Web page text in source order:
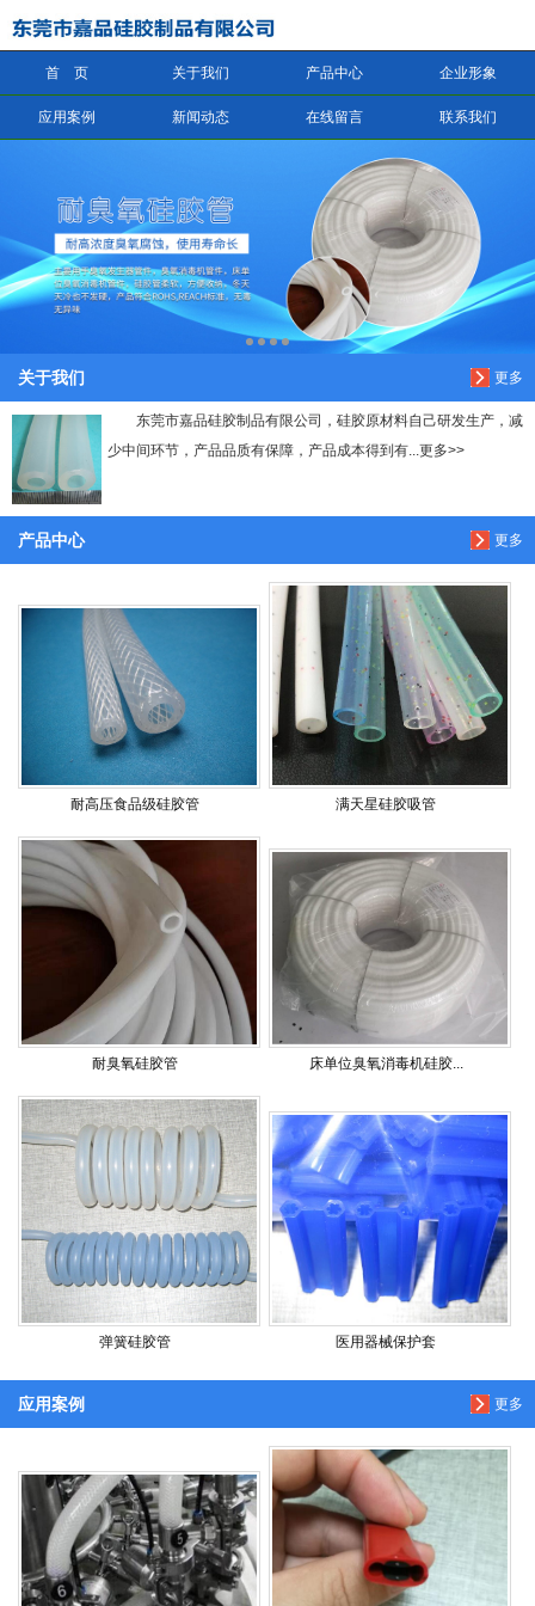
首 页 关于我们 产品中心 企业形象
应用案例 新闻动态 在线留言 联系我们
更多
关于我们
东莞市嘉品硅胶制品有限公司，硅胶原材料自己研发生产，减
少中间环节，产品品质有保障，产品成本得到有...更多>>
更多
产品中心
耐高压食品级硅胶管 满天星硅胶吸管
耐臭氧硅胶管 床单位臭氧消毒机硅胶...
弹簧硅胶管 医用器械保护套
更多
应用案例
信息搜索
搜索